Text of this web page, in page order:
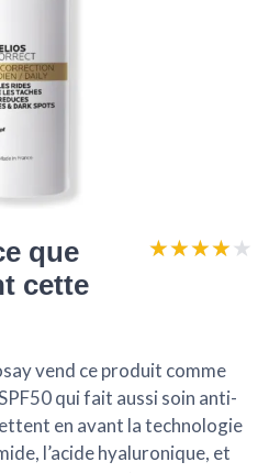
que
cette
★★★★★
★★★★★
vend ce produit comme
qui fait aussi soin anti-
en avant la technologie
l’acide hyaluronique, et